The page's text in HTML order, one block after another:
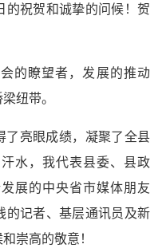
的祝贺和诚挚的问候！贺
的瞭望者，发展的推动
纽带。
了亮眼成绩，凝聚了全县
水，我代表县委、县政
展的中央省市媒体朋友
的记者、基层通讯员及新
崇高的敬意！